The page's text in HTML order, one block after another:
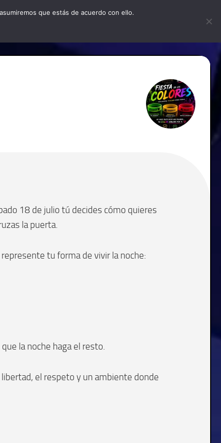
ESTAMOS
18 de julio tú decides cómo quieres
la puerta.
tu forma de vivir la noche:
la noche haga el resto.
el respeto y un ambiente donde
que estás de acuerdo con ello.